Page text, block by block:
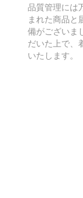
品質管理には
まれた商品と
備がございま
だいた上で、
いたします。